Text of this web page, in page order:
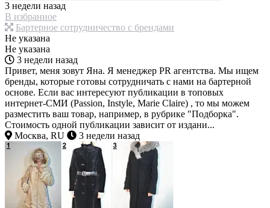
3 недели назад
В избранное
Бартерное сотрудничество с брендами
Не указана
Не указана
3 недели назад
Привет, меня зовут Яна. Я менеджер PR агентства. Мы ищем
бренды, которые готовы сотрудничать с нами на бартерной
основе. Если вас интересуют публикации в топовых
интернет-СМИ (Passion, Instyle, Marie Claire) , то мы можем
разместить ваш товар, например, в рубрике "Подборка".
Стоимость одной публикации зависит от издани...
Москва, RU
3 недели назад